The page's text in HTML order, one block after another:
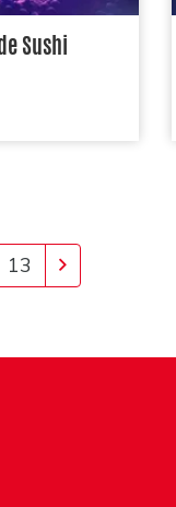
Sushi
13 Next